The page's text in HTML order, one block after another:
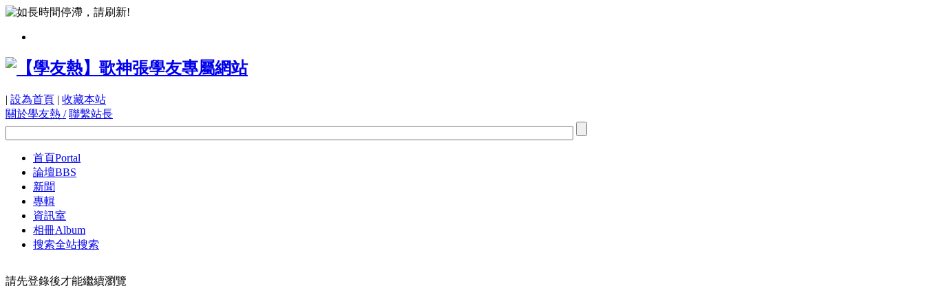
| 設為首頁 | 收藏本站
關於學友熱 / 聯繫站長
首頁Portal
論壇BBS
新聞
專輯
資訊室
相冊Album
搜索全站搜索
請先登錄後才能繼續瀏覽